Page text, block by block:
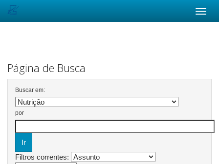
Página de Busca
Buscar em:
por
Filtros correntes: